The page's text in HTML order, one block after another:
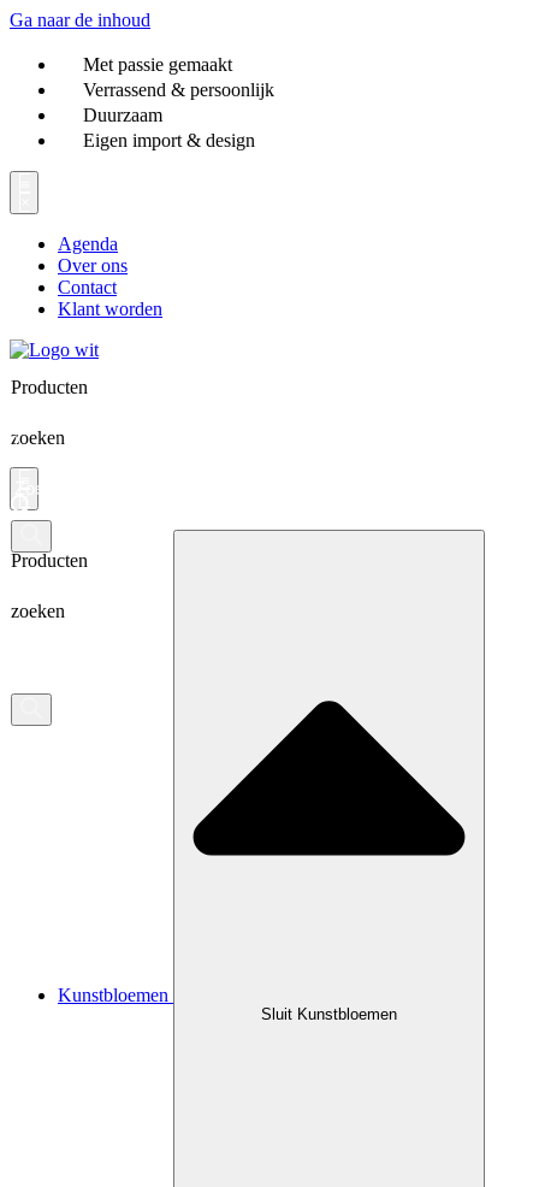
Ga naar de inhoud
Met passie gemaakt
Verrassend & persoonlijk
Duurzaam
Eigen import & design
Agenda
Over ons
Contact
Klant worden
Producten
zoeken
Producten
zoeken
Kunstbloemen
Sluit Kunstbloemen